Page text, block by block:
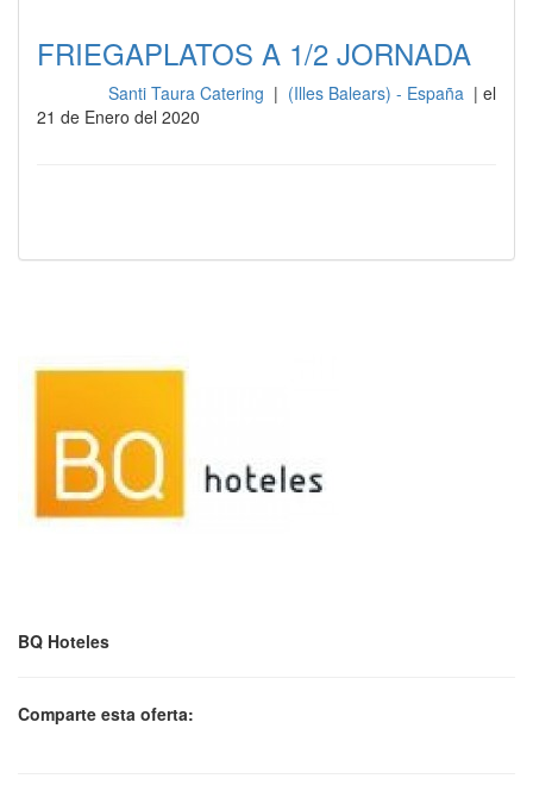
FRIEGAPLATOS A 1/2 JORNADA
Santi Taura Catering | (Illes Balears) - España | el
21 de Enero del 2020
BQ Hoteles
Comparte esta oferta: